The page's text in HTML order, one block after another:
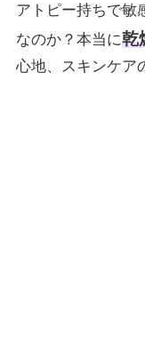
アトピー持ちで敏
なのか？本当に乾
心地、スキンケア